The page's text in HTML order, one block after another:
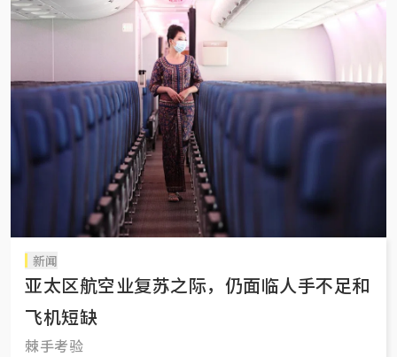
新闻
亚太区航空业复苏之际，仍面临人手不足和
飞机短缺
棘手考验